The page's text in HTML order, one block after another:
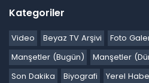
Kategoriler
Video Beyaz TV Arşivi Foto
Manşetler (Bugün)
Manşetler
Son Dakika
Biyografi Yerel